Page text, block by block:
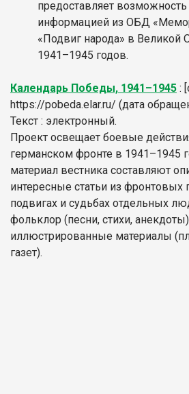
предоставляет
информацией из ОБД
«Подвиг народа» в Великой
1941–1945 годов.
Календарь Победы, 1941–1945 :
https://pobeda.elar.ru/ (дата
Текст : электронный.
Проект освещает боевые
германском фронте в 1941–1945
материал вестника составляют
интересные статьи из фронтовых
подвигах и судьбах отдельных
фольклор (песни, стихи,
иллюстрированные материалы
газет).